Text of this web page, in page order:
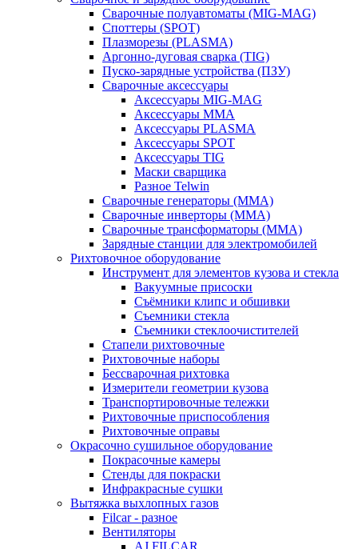
Сварочные полуавтоматы (MIG-MAG)
Споттеры (SPOT)
Плазморезы (PLASMA)
Аргонно-дуговая сварка (TIG)
Пуско-зарядные устройства (ПЗУ)
Сварочные аксессуары
Аксессуары MIG-MAG
Аксессуары MMA
Аксессуары PLASMA
Аксессуары SPOT
Аксессуары TIG
Маски сварщика
Разное Telwin
Сварочные генераторы (MMA)
Сварочные инверторы (MMA)
Сварочные трансформаторы (MMA)
Зарядные станции для электромобилей
Рихтовочное оборудование
Инструмент для элементов кузова и стекла
Вакуумные присоски
Съёмники клипс и обшивки
Съемники стекла
Съемники стеклоочистителей
Стапели рихтовочные
Рихтовочные наборы
Бессварочная рихтовка
Измерители геометрии кузова
Транспортировочные тележки
Рихтовочные приспособления
Рихтовочные оправы
Окрасочно сушильное оборудование
Покрасочные камеры
Стенды для покраски
Инфракрасные сушки
Вытяжка выхлопных газов
Filcar - разное
Вентиляторы
AJ FILCAR